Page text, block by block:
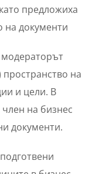
предложиха
на документи
модераторът
на
и цели. В
на бизнес
документи.